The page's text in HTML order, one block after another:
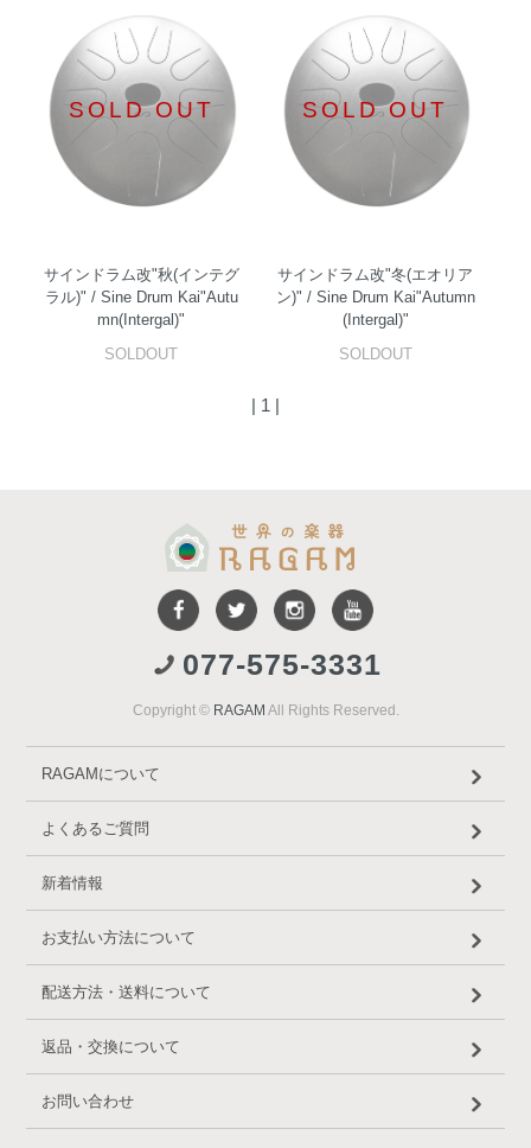
SOLD OUT
サインドラム改"秋(インテグ
ラル)" / Sine Drum Kai"Autu
mn(Intergal)"
SOLDOUT
SOLD OUT
サインドラム改"冬(エオリア
ン)" / Sine Drum Kai"Autumn
(Intergal)"
SOLDOUT
| 1 |
077-575-3331
Copyright © RAGAM All Rights Reserved.
RAGAMについて
よくあるご質問
新着情報
お支払い方法について
配送方法・送料について
返品・交換について
お問い合わせ